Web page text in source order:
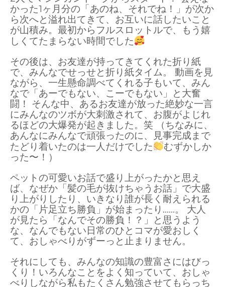
かった1ヶ月分の「あのね、 それでね！」が次か
ら次へと溢れ出てきて、 お互いに話したいこと
が山積み。 最初からフルスロットルで、
もう嬉
しくてたまらない時間でした
その後は、 お友達が持ってきてくれた折り紙
で、 みんなでせっせと折り紙タイム。
動画を見
ながら、 一生懸命調べてくれる子もいて、 みん
なで「あーでもない、 こーでもない」と大奮
闘！ そんな中、 あるお友達が放った絶妙な一言
にみんなのツボが大刺激されて、 お腹がよじれ
るほどの大爆発が起きました。 笑 （ちなみに、
あんなにみんなで頑張ったのに、
見事完成まで
たどり着いたのは一人だけでした
むずかしか
った〜！）
ペットの可愛いお話で盛り上がったかと思え
ば、 なぜか「髪の毛が抜けちゃうお話」で大盛
り上がりしたり、 いきなり誰が長く耐えられる
かの「片足立ち勝負」が始まったり……。
大人
が見たら「なんでその勝負！？」と思うよう
な、 なんでもない日常のひとコマが愛おしく
て、 おしゃべりがずーっと止まりません。
それにしても、 みんなの知識の豊富さにはびっ
くり！いろんなことをよく知っていて、 おしゃ
べりしながら私もたくさん勉強させてもらっち